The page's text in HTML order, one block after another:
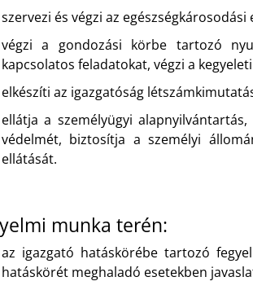
szervezi és végzi az
végzi a gondozási körbe tartozó
kapcsolatos feladatokat, végzi a
elkészíti az igazgatóság
ellátja a személyügyi
védelmét, biztosítja a személyi
ellátását.
munka terén:
az igazgató hatáskörébe tartozó
hatáskörét meghaladó esetekben